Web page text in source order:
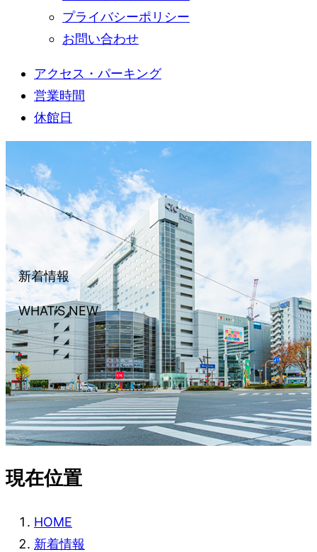
プライバシーポリシー
お問い合わせ
アクセス・パーキング
営業時間
休館日
新着情報
WHAT’S NEW
現在位置
HOME
新着情報